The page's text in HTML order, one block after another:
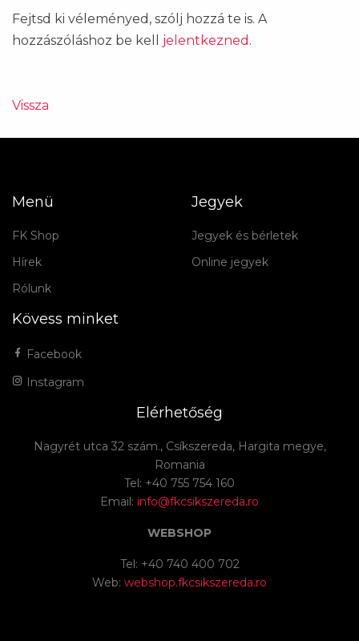
Fejtsd ki véleményed, szólj hozzá te is. A
hozzászóláshoz be kell jelentkezned .
Vissza
Menü
FK Shop
Hírek
Rólunk
Jegyek
Jegyek és bérletek
Online jegyek
Kövess minket
Facebook
Instagram
Elérhetőség
Nagyrét utca 32 szám., Csíkszereda, Hargita megye,
Romania
Tel: +40 755 754 160
Email: info@fkcsikszereda.ro
WEBSHOP
Tel: +40 740 400 702
Web: webshop.fkcsikszereda.ro